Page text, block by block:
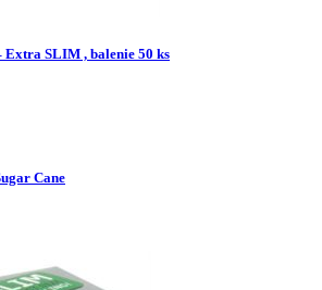
SLIM , balenie 50 ks
Cane